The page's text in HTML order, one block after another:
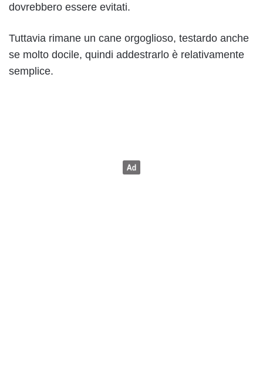
dovrebbero essere evitati.
Tuttavia rimane un cane orgoglioso, testardo anche
se molto docile, quindi addestrarlo è relativamente
semplice.